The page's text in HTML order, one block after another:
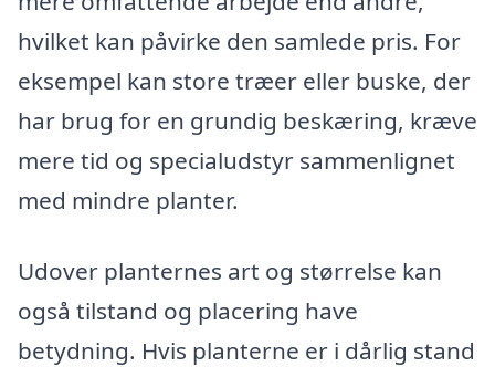
hvilket kan påvirke den samlede pris. For
eksempel kan store træer eller buske, der
har brug for en grundig beskæring, kræve
mere tid og specialudstyr sammenlignet
med mindre planter.
Udover planternes art og størrelse kan
også tilstand og placering have
betydning. Hvis planterne er i dårlig stand